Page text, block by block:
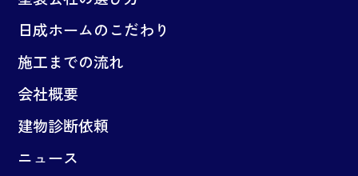
日成ホームのこだわり
施工までの流れ
会社概要
建物診断依頼
ニュース